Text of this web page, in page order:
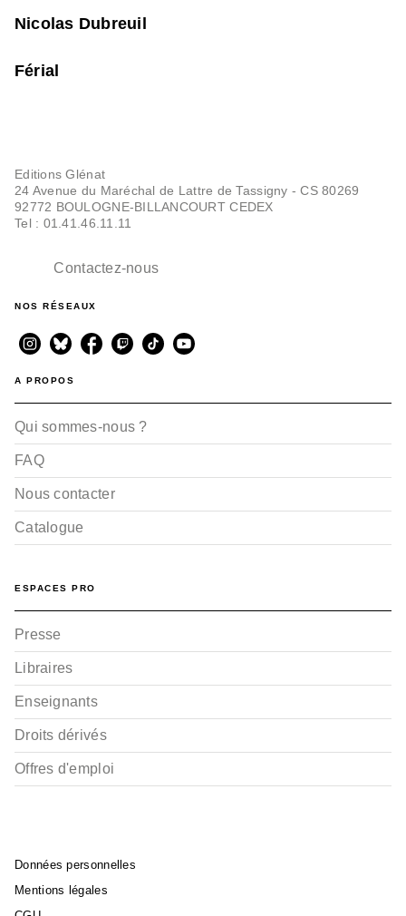
Nicolas Dubreuil
Férial
Editions Glénat
24 Avenue du Maréchal de Lattre de Tassigny - CS 80269
92772 BOULOGNE-BILLANCOURT CEDEX
Tel : 01.41.46.11.11
Contactez-nous
NOS RÉSEAUX
A PROPOS
Qui sommes-nous ?
FAQ
Nous contacter
Catalogue
ESPACES PRO
Presse
Libraires
Enseignants
Droits dérivés
Offres d'emploi
Données personnelles
Mentions légales